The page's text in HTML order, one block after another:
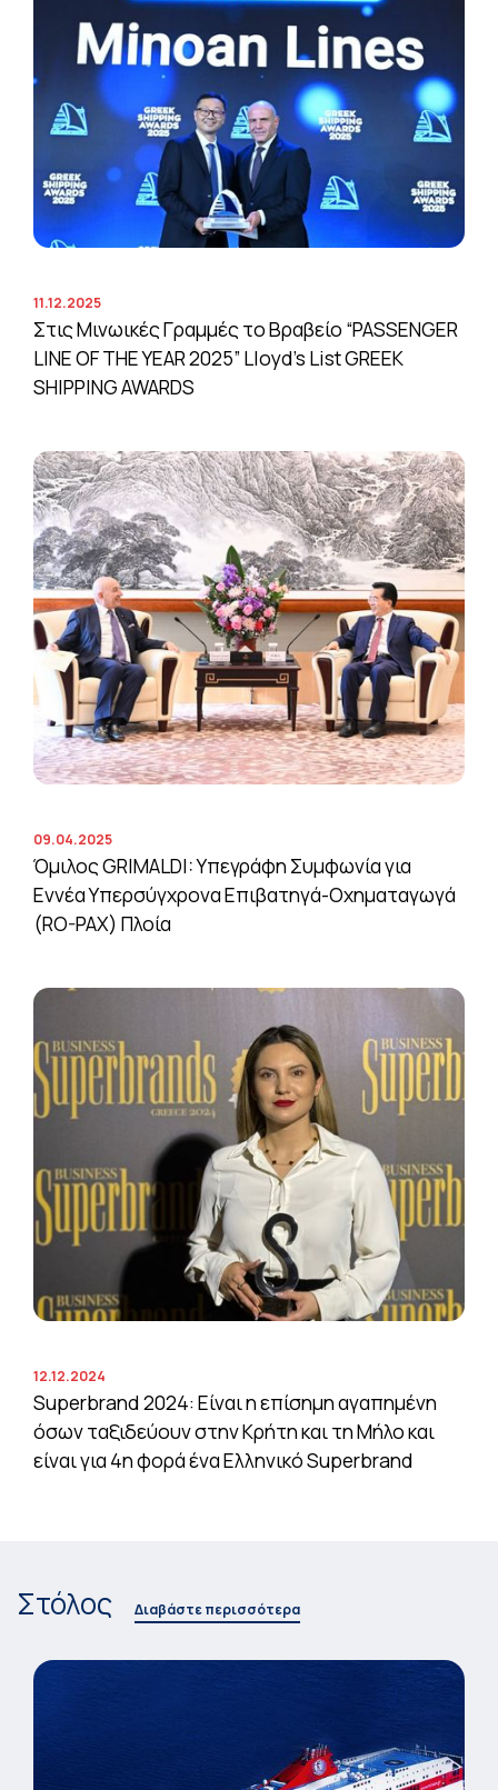
11.12.2025
Στις Μινωικές Γραμμές το Βραβείο “PASSENGER
LINE OF THE YEAR 2025” Lloyd’s List GREEK
SHIPPING AWARDS
09.04.2025
Όμιλος GRIMALDI: Υπεγράφη Συμφωνία για
Εννέα Υπερσύγχρονα Επιβατηγά-Οχηματαγωγά
(RO-PAX) Πλοία
12.12.2024
Superbrand 2024: Είναι η επίσημη αγαπημένη
όσων ταξιδεύουν στην Κρήτη και τη Μήλο και
είναι για 4η φορά ένα Ελληνικό Superbrand
Στόλος Διαβάστε περισσότερα